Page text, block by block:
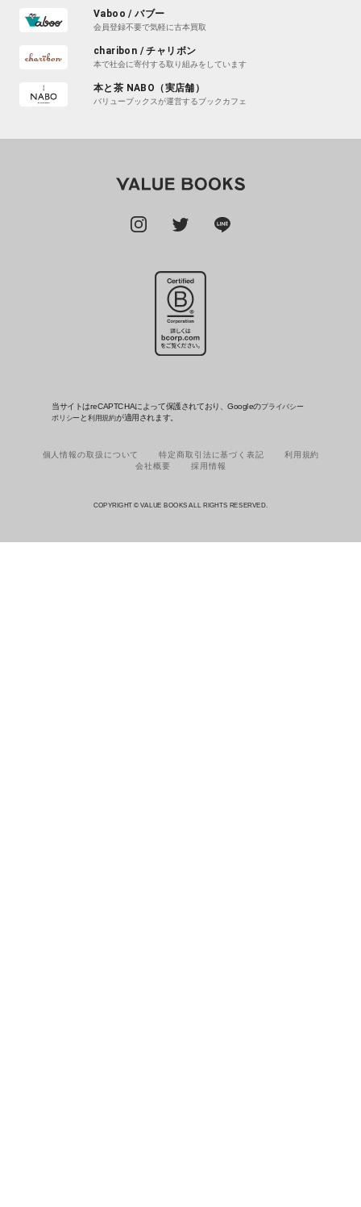
Vaboo / バブー
会員登録不要で気軽に古本買取
charibon / チャリボン
本で社会に寄付する取り組みをしています
本と茶 NABO（実店舗）
バリューブックスが運営するブックカフェ
当サイトはreCAPTCHAによって保護されており、Googleのプライバシー
ポリシーと 利用規約が適用されます。
個人情報の取扱について 特定商取引法に基づく表記
利用規約
会社概要
採用情報
COPYRIGHT © VALUE BOOKS ALL RIGHTS RESERVED.